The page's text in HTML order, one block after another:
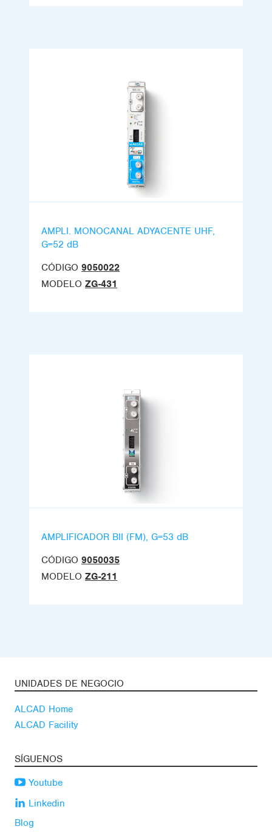
AMPLI. MONOCANAL ADYACENTE UHF,
G=52 dB
CÓDIGO 9050022
MODELO ZG-431
AMPLIFICADOR BII (FM), G=53 dB
CÓDIGO 9050035
MODELO ZG-211
UNIDADES DE NEGOCIO
ALCAD Home
ALCAD Facility
SÍGUENOS
Youtube
Linkedin
Blog